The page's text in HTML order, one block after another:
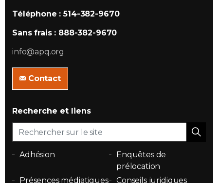
Téléphone : 514-382-9670
Sans frais : 888-382-9670
info@apq.org
Contact
Recherche et liens
Adhésion
Enquêtes de
prélocation
Présences médiatiques
Conseils juridiques